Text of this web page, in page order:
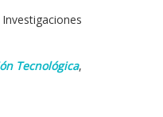
Tecnológica,